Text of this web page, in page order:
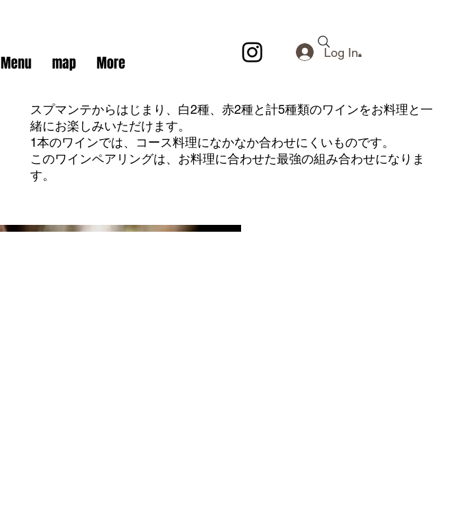
Menu map More
Log In
スプマンテからはじまり、白2種、赤2種と計5種類のワインをお料理と一
緒にお楽しみいただけます。
1本のワインでは、コース料理になかなか合わせにくいものです。
このワインペアリングは、お料理に合わせた最強の組み合わせになりま
す。